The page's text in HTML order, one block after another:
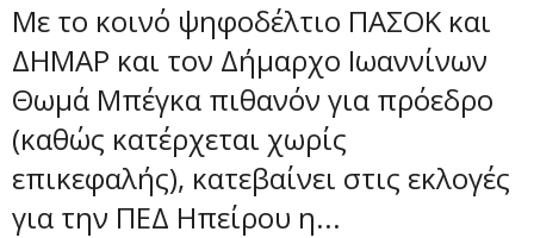
Με το κοινό ψηφοδέλτιο ΠΑΣΟΚ και
ΔΗΜΑΡ και τον Δήμαρχο Ιωαννίνων
Θωμά Μπέγκα πιθανόν για πρόεδρο
(καθώς κατέρχεται χωρίς
επικεφαλής), κατεβαίνει στις εκλογές
για την ΠΕΔ Ηπείρου η...